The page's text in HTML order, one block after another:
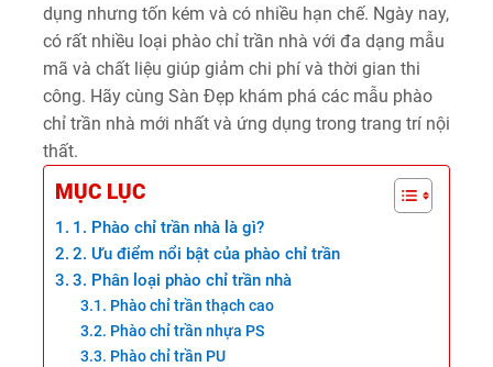
dụng nhưng tốn kém và có nhiều hạn chế. Ngày nay,
có rất nhiều loại phào chỉ trần nhà với đa dạng mẫu
mã và chất liệu giúp giảm chi phí và thời gian thi
công. Hãy cùng Sàn Đẹp khám phá các mẫu phào
chỉ trần nhà mới nhất và ứng dụng trong trang trí nội
thất.
MỤC LỤC
1. Phào chỉ trần nhà là gì?
2. Ưu điểm nổi bật của phào chỉ trần
3. Phân loại phào chỉ trần nhà
Phào chỉ trần thạch cao
Phào chỉ trần nhựa PS
Phào chỉ trần PU